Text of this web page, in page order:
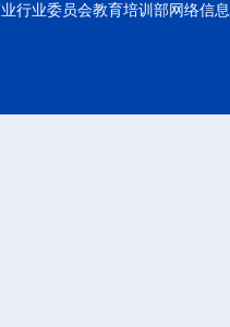
行业委员会教育培训部网络信